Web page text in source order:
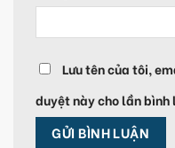
Lưu tên của tôi,
duyệt này cho lần